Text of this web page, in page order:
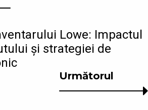
Următorul
Lowe: Impactul
și strategiei de